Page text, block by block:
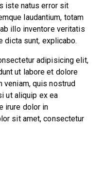
iste natus error sit
laudantium, totam
illo inventore veritatis
dicta sunt, explicabo.
adipisicing elit,
ut labore et dolore
veniam, quis nostrud
ut aliquip ex ea
irure dolor in
sit amet, consectetur